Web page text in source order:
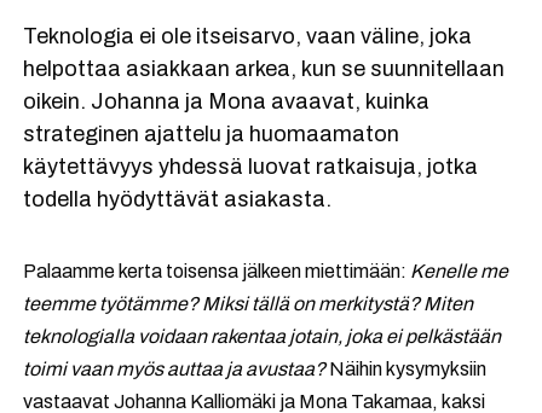
Teknologia ei ole itseisarvo, vaan väline, joka
helpottaa asiakkaan arkea, kun se suunnitellaan
oikein. Johanna ja Mona avaavat, kuinka
strateginen ajattelu ja huomaamaton
käytettävyys yhdessä luovat ratkaisuja, jotka
todella hyödyttävät asiakasta.
Palaamme kerta toisensa jälkeen miettimään: Kenelle me
teemme työtämme? Miksi tällä on merkitystä? Miten
teknologialla voidaan rakentaa jotain, joka ei pelkästään
toimi vaan myös auttaa ja avustaa?Näihin kysymyksiin
vastaavat Johanna Kalliomäki ja Mona Takamaa, kaksi